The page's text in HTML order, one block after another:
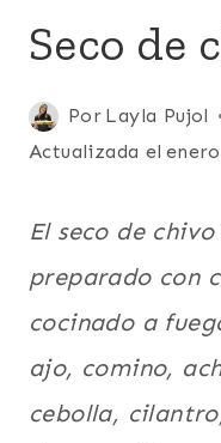
|
ECUADOR
|
ESTOFADOS
LATINO/HISPANO
PARA
FIESTAS
PLATO
Seco de
Por Layla Pujol
Publicada
el
Actualizada el
El seco de
preparado con
cocinado a
ajo, comino,
cebolla,